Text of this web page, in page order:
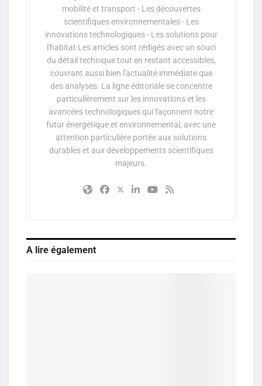
mobilité et transport - Les découvertes
scientifiques environnementales - Les
innovations technologiques - Les solutions pour
l'habitat Les articles sont rédigés avec un souci
du détail technique tout en restant accessibles,
couvrant aussi bien l'actualité immédiate que
des analyses. La ligne éditoriale se concentre
particulièrement sur les innovations et les
avancées technologiques qui façonnent notre
futur énergétique et environnemental, avec une
attention particulière portée aux solutions
durables et aux développements scientifiques
majeurs.
A lire également